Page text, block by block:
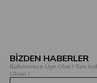
BİZDEN HABERLER
Bültenimize Üye Olun ! Tüm
Olsun !